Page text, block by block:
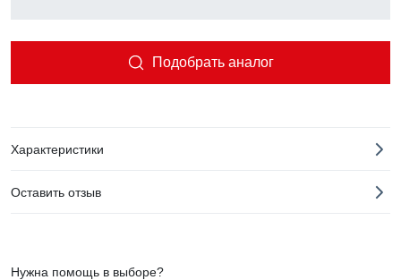
Подобрать аналог
Характеристики
Оставить отзыв
Нужна помощь в выборе?